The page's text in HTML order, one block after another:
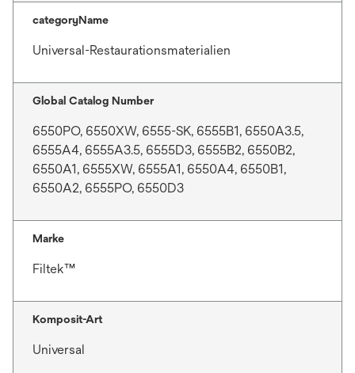
categoryName
Universal-Restaurationsmaterialien
Global Catalog Number
6550PO, 6550XW, 6555-SK, 6555B1, 6550A3.5,
6555A4, 6555A3.5, 6555D3, 6555B2, 6550B2,
6550A1, 6555XW, 6555A1, 6550A4, 6550B1,
6550A2, 6555PO, 6550D3
Marke
Filtek™
Komposit-Art
Universal